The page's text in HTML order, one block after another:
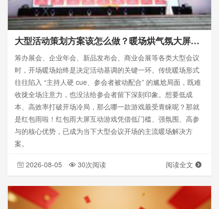
大型活动策划方案该怎么做？暖场烘气氛大屏游戏有哪些
筹办展会、企业年会、新品发布会、商业会展等各类大型会议
时，开场暖场始终是决定活动基调的关键一环。传统暖场形式
往往陷入 “主持人硬 cue、参会者被动配合” 的尴尬局面，既难
收拢全场注意力，也没法给参会者留下深刻印象。想要低成
本、高效率打破开场冷局，那么哪一款游戏最受青睐呢？那就
是红包雨啦！红包雨大屏互动游戏凭借低门槛、强氛围、高参
与的核心优势，已成为当下大型会议开场的主流暖场解决方
案。
2026-08-05 30次阅读 阅读全文